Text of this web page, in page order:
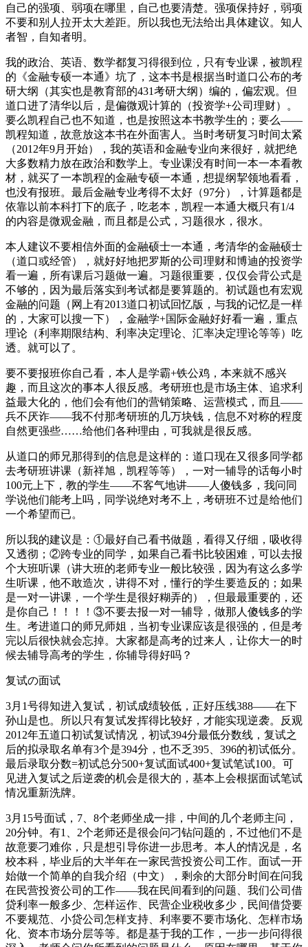
自己的强项、弱项在哪里，自己也要清楚。强项保持好，弱项
不要和别人拉开太大差距。所以我也无法给出具体建议。知人
者智，自知者明。
我的政治、英语、数学都复习得很到位，只有专业课，被凯程
的《金融专硕一本通》坑了，这本书是根据当时道口公布的考
研大纲（其实也是教育部的431考研大纲）编的，偏宏观。但
道口进了清华以后，是偏微观计算的（投资学+公司理财）。
要么凯程自己也不知道，也是按照这本书教学生的；要么——
凯程知道，故意放这本书在外面害人。当时考研复习时间太紧
（2012年9月开始），我的英语和金融专业向来很好，就把绝
大多数精力放在政治和数学上。专业课没有时间一本一本看教
材，就买了一本凯程的金融专硕一本通，想提纲挈领地看看，
也没有报班。最后金融专业考得不太好（97分），计算题都是
依靠以前本科打下的底子，吃老本，凯程一本通大概只有1/4
的内容是微观金融，而且都是公式，习题很水，很水。
本人建议不要相信外面的金融硕士一本通，考清华的金融硕士
（道口或经管），就好好地把罗斯的公司理财和博迪的投资学
看一遍，所有课后习题做一遍。习题很重要，仅仅会背公式是
不够的，因为最后落实到考试都是要算题的。初试题也有宏观
金融的问题（网上有2013道口初试回忆版，与我的记忆是一样
的，大家可以搜一下），金融学+国际金融好好看一遍，重点
理论（利率期限结构、利率决定理论、汇率决定理论等等）吃
透。就可以了。
要不要报班你自己看，本人是学霸+铁公鸡，本来就不感兴
趣，而且这次的事本人很反感。考研班也是市场主体、追求利
益最大化的，他们会有他们的营销策略、运营模式，而且——
兵不厌诈——我不付那考研班的几万块钱，信息不对称的程度
自然更强些……给他们各种理由，可我就是很反感。
从道口的师兄那得到的信息是这样的：道口现在又很多同学都
去考研班讲课（新祥旭，凯程等等），一对一辅导的话每小时
100元上下，教的学生——不客气地讲——人傻钱多，我问同
学说他们能考上吗，同学说绝对考不上，考研班不过是给他们
一个希望而已。
所以我的建议是：①最好自己看书做题，看得又仔细，吸收得
又透彻；②跨专业的同学，如果自己看书比较困难，可以去报
个大班听课（讲大班的老师专业一般比较强，因为有这么多学
生听课，他不敢造次，讲得不对，懂行的学生要造反的；如果
是一对一讲课，一个学生是很好糊弄的），但最最重要的，还
是你自己！！！！③不要去报一对一辅导，做那人傻钱多的学
生。考进道口的师兄师姐，当初专业课应该是很强的，但是考
完以后很快就会忘掉。大家都是高考的过来人，让你大一的时
候去辅导高考的学生，你辅导得好吗？
复试の面试
3月1号得知进入复试，初试成绩较低，正好压线388——在下
孙山是也。所以只有复试发挥得比较好，才能实现逆袭。反观
2012年五道口初试复试情况，初试394分最低分数线，复试之
后的拟录取名单有3个是394分，也不乏395、396的初试低分。
最后录取分数=初试总分500+复试面试400+复试笔试100。可
见进入复试之后逆袭的机会是很大的，基本上会根据面试笔试
情况重新洗牌。
3月15号面试，7、8个老师坐成一排，中间的几个老师主问，
20分钟。有1、2个老师还是很会问刁钻问题的，不过他们不是
故意要刁难你，只是想引导你进一步思考。本人的情况是，名
校本科，毕业后的大半年在一家民营投资公司工作。面试一开
始做一个简单的自我介绍（中文），剩余的大部分时间在问我
在民营投资公司的工作——我在民间看到的问题、我们公司借
贷利率一般多少、怎样运作、民营企业税收多少，民间借贷要
不要规范、小贷公司怎样支持、利率要不要市场化、怎样市场
化、资本市场分层等等。都是基于我的工作，一步一步问得很